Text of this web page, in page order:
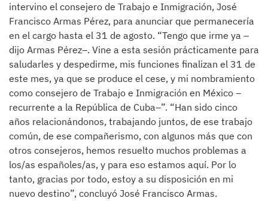
intervino el consejero de Trabajo e Inmigración, José
Francisco Armas Pérez, para anunciar que permanecería
en el cargo hasta el 31 de agosto. “Tengo que irme ya –
dijo Armas Pérez–. Vine a esta sesión prácticamente para
saludarles y despedirme, mis funciones finalizan el 31 de
este mes, ya que se produce el cese, y mi nombramiento
como consejero de Trabajo e Inmigración en México –
recurrente a la República de Cuba–”. “Han sido cinco
años relacionándonos, trabajando juntos, de ese trabajo
común, de ese compañerismo, con algunos más que con
otros consejeros, hemos resuelto muchos problemas a
los/as españoles/as, y para eso estamos aquí. Por lo
tanto, gracias por todo, estoy a su disposición en mi
nuevo destino”, concluyó José Francisco Armas.